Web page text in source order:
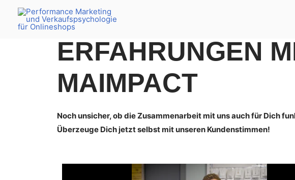
ERFAHRUNGEN
MAIMPACT
Noch unsicher, ob die Zusammenarbeit mit uns auch für Dich
Überzeuge Dich jetzt selbst mit unseren Kundenstimmen!